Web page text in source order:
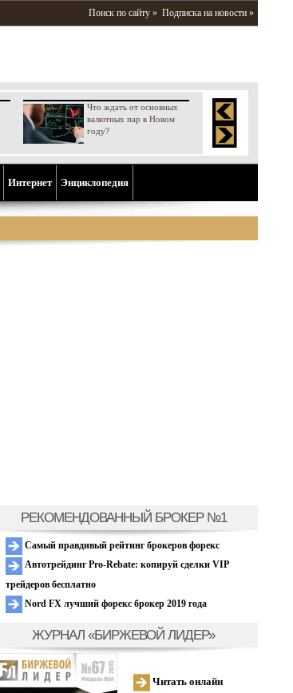
Поиск по сайту » Подписка на новости »
Что ждать от основных
валютных пар в Новом
году?
Интернет Энциклопедия
РЕКОМЕНДОВАННЫЙ БРОКЕР №1
Самый правдивый рейтинг брокеров форекс
Автотрейдинг Pro-Rebate: копируй сделки VIP
трейдеров бесплатно
Nord FX лучший форекс брокер 2019 года
ЖУРНАЛ «БИРЖЕВОЙ ЛИДЕР»
Читать онлайн